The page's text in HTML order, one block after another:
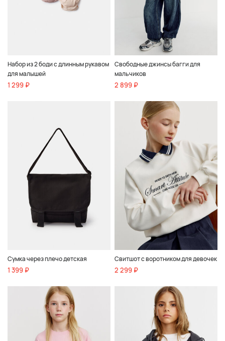
Набор из 2 боди с длинным рукавом
для малышей
1 299 ₽
Свободные джинсы багги для
мальчиков
2 899 ₽
Сумка через плечо детская
1 399 ₽
Свитшот с воротником для девочек
2 299 ₽